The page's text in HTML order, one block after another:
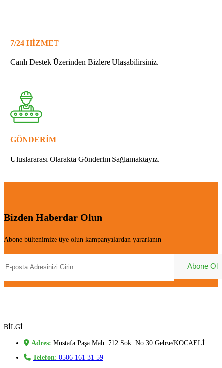
7/24 HİZMET
Canlı Destek Üzerinden Bizlere Ulaşabilirsiniz.
GÖNDERİM
Uluslararası Olarakta Gönderim Sağlamaktayız.
Bizden Haberdar Olun
Abone bültenimize üye olun kampanyalardan yararlanın
BİLGİ
Adres: Mustafa Paşa Mah. 712 Sok. No:30 Gebze/KOCAELİ
Telefon: 0506 161 31 59